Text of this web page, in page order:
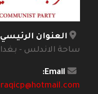
العنوان
ساحة الاندلس -
Email: